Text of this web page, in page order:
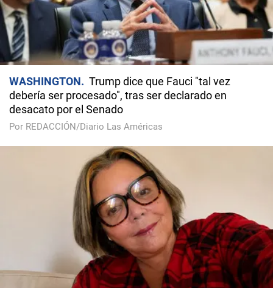
WASHINGTON
Trump dice que Fauci "tal vez
debería ser procesado", tras ser declarado en
desacato por el Senado
Por REDACCIÓN/Diario Las Américas